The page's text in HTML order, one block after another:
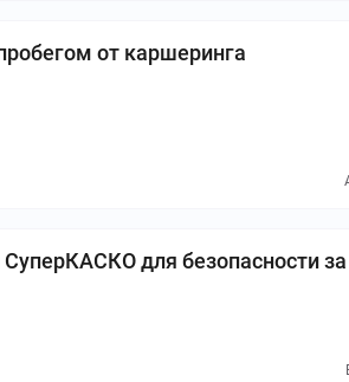
от каршеринга
для безопасности